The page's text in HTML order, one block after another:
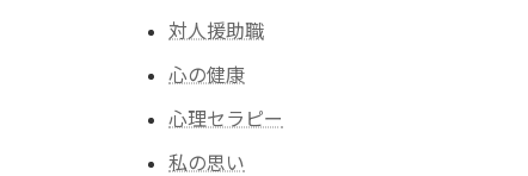
対人援助職
心の健康
心理セラピー
私の思い